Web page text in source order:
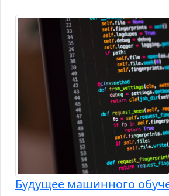
Будущее машинного